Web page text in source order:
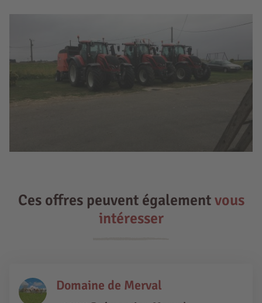
Ces offres peuvent égalementvous
intéresser
Domaine de Merval